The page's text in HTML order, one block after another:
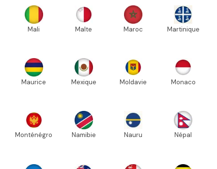
Mali Malte Maroc Martinique
Maurice Mexique Moldavie Monaco
Monténégro Namibie Nauru Népal